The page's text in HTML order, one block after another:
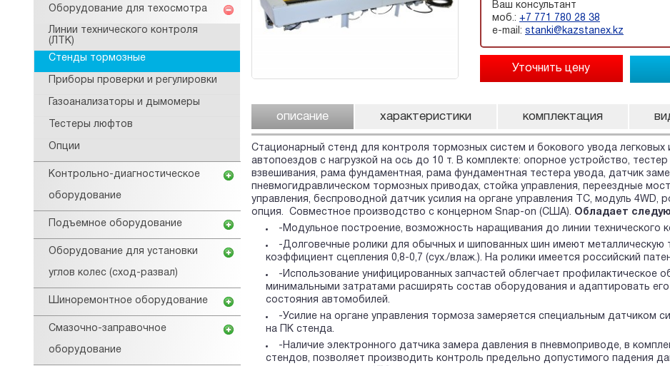
Оборудование для техосмотра
Линии технического контроля
(ЛТК)
Стенды тормозные
Приборы проверки и регулировки
Газоанализаторы и дымомеры
Тестеры люфтов
Опции
Контрольно-диагностическое
оборудование
Подъемное оборудование
Оборудование для установки
углов колес (сход-развал)
Шиноремонтное оборудование
Смазочно-заправочное
оборудование
Ваш консультант
моб.: +7 771 780 28 38
e-mail: stanki@kazstanex.kz
описание характеристики комплектация
Стационарный стенд для контроля тормозных систем и бокового увода легковых
автопоездов с нагрузкой на ось до 10 т. В комплекте: опорное устройство,
взвешивания, рама фундаментная, рама фундаментная тестера увода, датчик
пневмогидравлическом тормозных приводах, стойка управления, переездные
управления, беспроводной датчик усилия на органе управления ТС, модуль 4WD,
опция. Cовместное производство с концерном Snap-on (США). Обладает
-Модульное построение, возможность наращивания до линии технического
-Долговечные ролики для обычных и шипованных шин имеют металлическую
коэффициент сцепления 0,8-0,7 (сух./влаж.). На ролики имеется российский
-Использование унифицированных запчастей облегчает профилактическое
минимальными затратами расширять состав оборудования и адаптировать
состояния автомобилей.
-Усилие на органе управления тормоза замеряется специальным датчиком
на ПК стенда.
-Наличие электронного датчика замера давления в пневмоприводе, в
стендов, позволяет производить контроль предельно допустимого падения